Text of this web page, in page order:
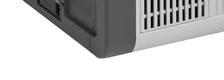
Volets isolants extérieurs
Volets isolants intérieurs
Volets isolants SOPLAIR Intermik
Pare-soleil VISIOPLAIR
SOLUTIONS de couchage
Pour la literie